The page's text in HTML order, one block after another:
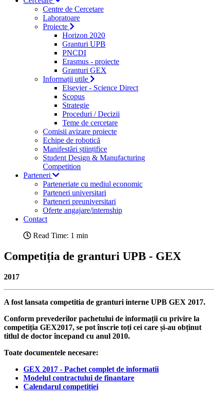
Centre de Cercetare
Laboratoare
Proiecte
Horizon 2020
Granturi UPB
PNCDI
Erasmus - proiecte
Granturi GEX
Informații utile
Elsevier - Science Direct
Scopus
Strategie
Proceduri / Decizii
Teme de cercetare
Comisii avizare proiecte
Echipe de robotică
Manifestări științifice
Student Design & Manufacturing
Competition
Parteneri
Parteneriate cu mediul economic
Parteneri universitari
Parteneri preuniversitari
Oferte angajare/internship
Contact
Read Time: 1 min
Competiția de granturi UPB - GEX
2017
A fost lansata competitia de granturi interne UPB GEX 2017.
Conform prevederilor pachetului de informații cu privire la
competiția GEX2017, se pot înscrie toți cei care și-au obținut
titlul de doctor începand cu anul 2010.
Toate documentele necesare:
GEX 2017 - Pachet complet de informatii
Modelul contractului de finantare
Calendarul competiției